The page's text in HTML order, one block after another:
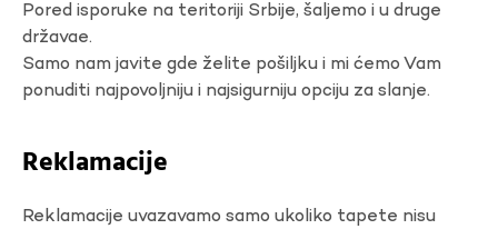
Pored isporuke na teritoriji Srbije, šaljemo i u druge
državae.
Samo nam javite gde želite pošiljku i mi ćemo Vam
ponuditi najpovoljniju i najsigurniju opciju za slanje.
Reklamacije
Reklamacije uvazavamo samo ukoliko tapete nisu